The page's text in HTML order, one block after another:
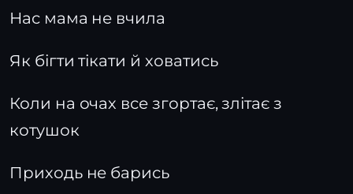
Нас мама не вчила
Як бігти тікати й ховатись
Коли на очах все згортає, злітає з
котушок
Приходь не барись